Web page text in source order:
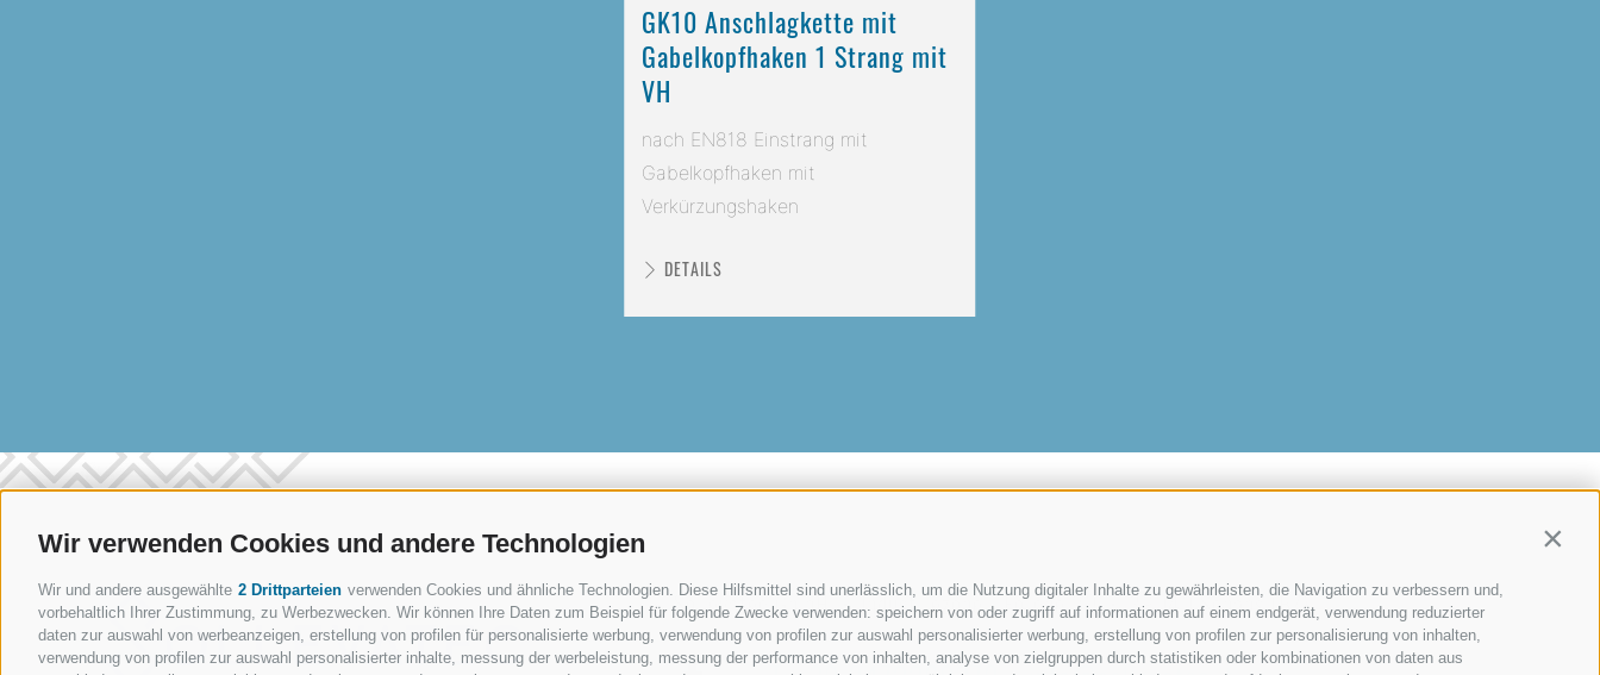
Wir verwenden Cookies und andere Technologien
Wir und andere ausgewählte 2 Drittparteien verwenden Cookies und ähnliche Technologien. Diese Hilfsmittel sind unerlässlich, um die Nutzung digitaler Inhalte zu gewährleisten, die Navigation zu verbessern und,
vorbehaltlich Ihrer Zustimmung, zu Werbezwecken. Wir können Ihre Daten zum Beispiel für folgende Zwecke verwenden: speichern von oder zugriff auf informationen auf einem endgerät, verwendung reduzierter
daten zur auswahl von werbeanzeigen, erstellung von profilen für personalisierte werbung, verwendung von profilen zur auswahl personalisierter werbung, erstellung von profilen zur personalisierung von inhalten,
verwendung von profilen zur auswahl personalisierter inhalte, messung der werbeleistung, messung der performance von inhalten, analyse von zielgruppen durch statistiken oder kombinationen von daten aus
GK10 Anschlagkette mit
Gabelkopfhaken 1 Strang mit
VH
nach EN818 Einstrang mit
Gabelkopfhaken mit
Verkürzungshaken
DETAILS
Sollevatec GmbH• Industriezone - Förche 20 • 39040Schabs(BZ)